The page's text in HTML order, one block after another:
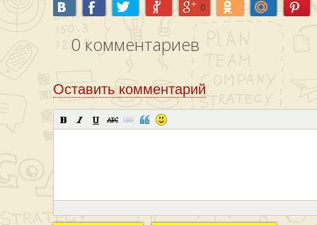
0
0 комментариев
Оставить комментарий